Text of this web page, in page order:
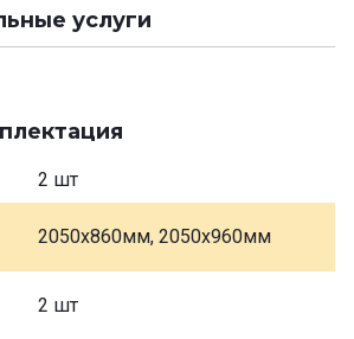
услуги
2 шт
2050х860мм, 2050х960мм
2 шт